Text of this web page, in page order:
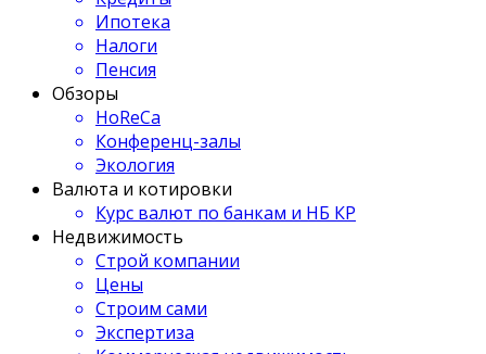
Ипотека
Налоги
Пенсия
Обзоры
HoReCa
Конференц-залы
Экология
Валюта и котировки
Курс валют по банкам и НБ КР
Недвижимость
Строй компании
Цены
Строим сами
Экспертиза